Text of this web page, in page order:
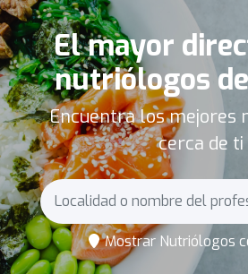
El mayor
nutriólogos
Encuentra los mejores
cerca de ti
Mostrar Nutriólogos